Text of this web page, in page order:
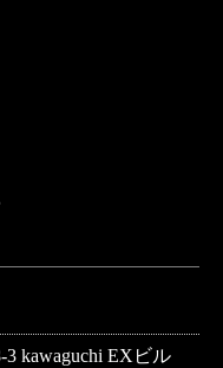
kawaguchi EXビル